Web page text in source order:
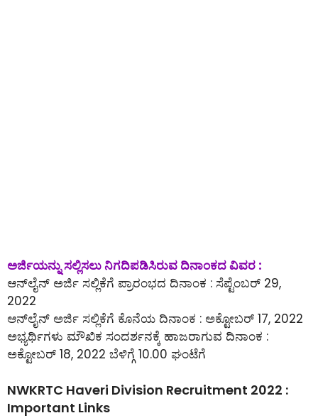
ಅರ್ಜಿಯನ್ನು ಸಲ್ಲಿಸಲು ನಿಗದಿಪಡಿಸಿರುವ ದಿನಾಂಕದ ವಿವರ :
ಆನ್‌ಲೈನ್‌ ಅರ್ಜಿ ಸಲ್ಲಿಕೆಗೆ ಪ್ರಾರಂಭದ ದಿನಾಂಕ : ಸೆಪ್ಟೆಂಬರ್ 29,
2022
ಆನ್‌ಲೈನ್‌ ಅರ್ಜಿ ಸಲ್ಲಿಕೆಗೆ ಕೊನೆಯ ದಿನಾಂಕ : ಅಕ್ಟೋಬರ್ 17, 2022
ಅಭ್ಯರ್ಥಿಗಳು ಮೌಖಿಕ ಸಂದರ್ಶನಕ್ಕೆ ಹಾಜರಾಗುವ ದಿನಾಂಕ :
ಅಕ್ಟೋಬರ್ 18, 2022 ಬೆಳಿಗ್ಗೆ 10.00 ಘಂಟೆಗೆ
NWKRTC Haveri Division Recruitment 2022 :
Important Links